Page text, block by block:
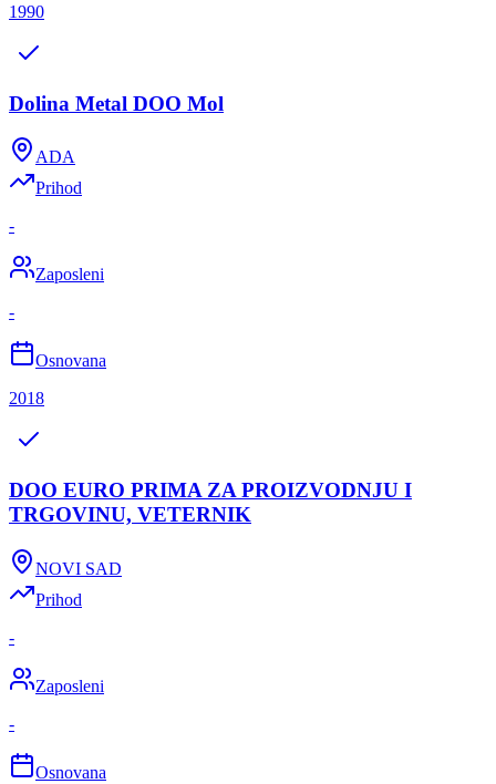
1990
Dolina Metal DOO Mol
ADA
Prihod
-
Zaposleni
-
Osnovana
2018
DOO EURO PRIMA ZA PROIZVODNJU I
TRGOVINU, VETERNIK
NOVI SAD
Prihod
-
Zaposleni
-
Osnovana